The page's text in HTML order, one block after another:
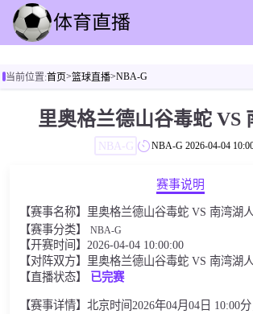
足球直播
篮球直播
足球录播
篮球速报
其他转播
当前位置:首页>篮球直播>NBA-G
里奥格兰德山谷毒蛇 VS
NBA-G NBA-G 2026-04-04
赛事说明
【赛事名称】里奥格兰德山谷毒蛇 VS 南湾湖
【赛事分类】 NBA-G
【开赛时间】2026-04-04 10:00:00
【对阵双方】里奥格兰德山谷毒蛇 VS 南湾湖
【直播状态】
已完赛
【赛事详情】北京时间2026年04月04日 10:00